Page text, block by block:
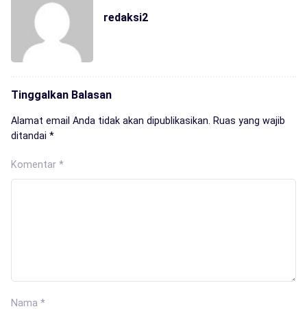
redaksi2
Tinggalkan Balasan
Alamat email Anda tidak akan dipublikasikan. Ruas yang wajib
ditandai *
Komentar *
Nama *